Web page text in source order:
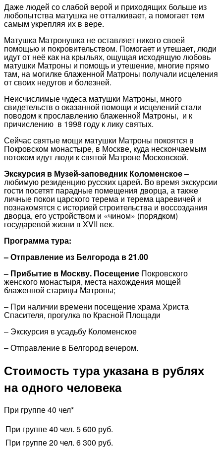
Даже людей со слабой верой и приходящих больше из
любопытства матушка не отталкивает, а помогает тем
самым укрепляя их в вере.
Матушка Матронушка не оставляет никого своей
помощью и покровительством. Помогает и утешает, люди
идут от неё как на крыльях, ощущая исходящую любовь
матушки Матроны и помощь и утешение, многие прямо
там, на могилке блаженной Матроны получали исцеления
от своих недугов и болезней.
Неисчислимые чудеса матушки Матроны, много
свидетельств о оказанной помощи и исцелений стали
поводом к прославлению блаженной Матроны, и к
причислению в 1998 году к лику святых.
Сейчас святые мощи матушки Матроны покоятся в
Покровском монастыре, в Москве, куда нескончаемым
потоком идут люди к святой Матроне Московской.
Экскурсия в Музей-заповедник Коломенское –
любимую резиденцию русских царей. Во время экскурсии
гости посетят парадные помещения дворца, а также
личные покои царского терема и терема царевичей и
познакомятся с историей строительства и воссоздания
дворца, его устройством и «чином» (порядком)
государевой жизни в XVII век.
Программа тура:
– Отправление из Белгорода в 21.00
– Прибытие в Москву. Посещение Покровского
женского монастыря, места нахождения мощей
блаженной старицы Матроны;
– При наличии времени посещение храма Христа
Спасителя, прогулка по Красной Площади
– Экскурсия в усадьбу Коломенское
– Отправление в Белгород вечером.
Стоимость тура указана в рублях
на одного человека
При группе 40 чел*
При группе 40 чел. 5 600 руб.
При группе 20 чел. 6 300 руб.